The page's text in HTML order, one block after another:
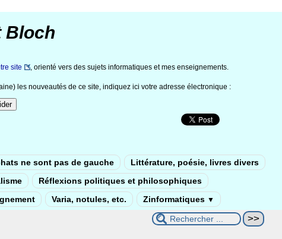
Bloch
site , orienté vers des sujets informatiques et mes enseignements.
les nouveautés de ce site, indiquez ici votre adresse électronique :
ne sont pas de gauche
Littérature, poésie, livres divers
Réflexions politiques et philosophiques
Varia, notules, etc. Zinformatiques ▼